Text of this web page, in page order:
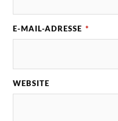
E-MAIL-ADRESSE *
WEBSITE